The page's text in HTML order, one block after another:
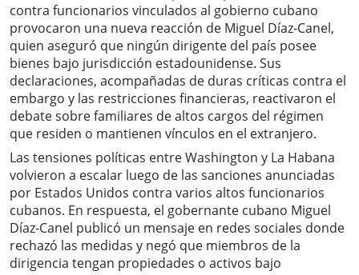
contra funcionarios vinculados al gobierno cubano
provocaron una nueva reacción de Miguel Díaz-Canel,
quien aseguró que ningún dirigente del país posee
bienes bajo jurisdicción estadounidense. Sus
declaraciones, acompañadas de duras críticas contra el
embargo y las restricciones financieras, reactivaron el
debate sobre familiares de altos cargos del régimen
que residen o mantienen vínculos en el extranjero.
Las tensiones políticas entre Washington y La Habana
volvieron a escalar luego de las sanciones anunciadas
por Estados Unidos contra varios altos funcionarios
cubanos. En respuesta, el gobernante cubano Miguel
Díaz-Canel publicó un mensaje en redes sociales donde
rechazó las medidas y negó que miembros de la
dirigencia tengan propiedades o activos bajo